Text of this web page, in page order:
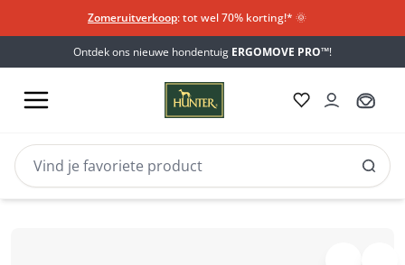
Zomeruitverkoop: tot wel 70% korting!*​ 🌞
Ontdek ons nieuwe hondentuig ERGOMOVE PRO™!